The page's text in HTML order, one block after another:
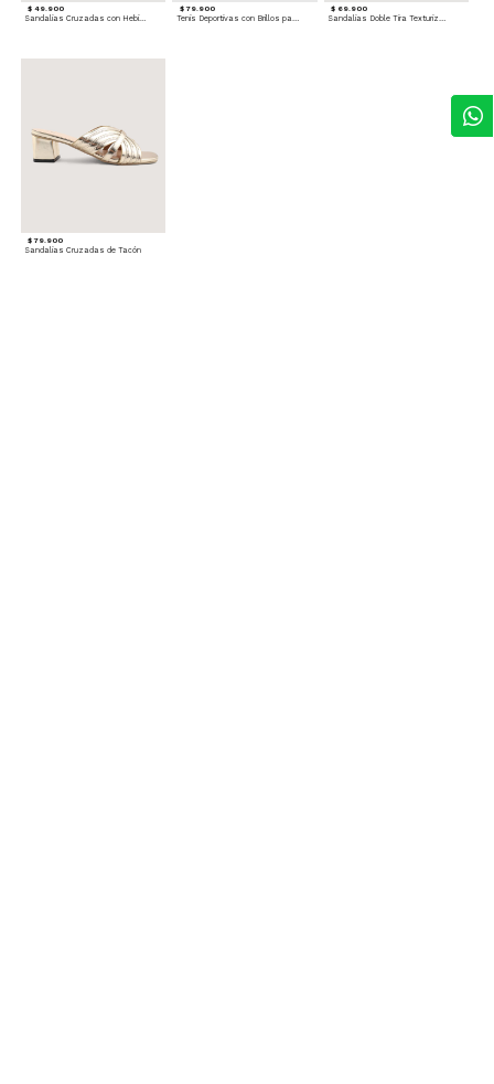
$ 49.900
Sandalias Cruzadas con Hebilla
$ 79.900
Tenis Deportivas con Brillos para mujer
$ 69.900
Sandalias Doble Tira Texturizada
$ 79.900
Sandalias Cruzadas de Tacón